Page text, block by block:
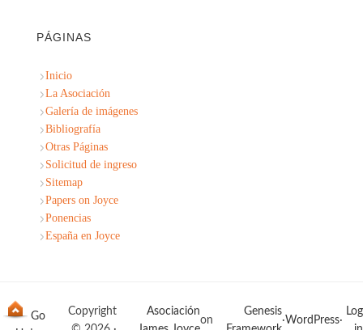
PÁGINAS
Inicio
La Asociación
Galería de imágenes
Bibliografía
Otras Páginas
Solicitud de ingreso
Sitemap
Papers on Joyce
Ponencias
España en Joyce
Copyright
Asociación
on
Genesis
·WordPress·
Log